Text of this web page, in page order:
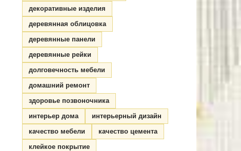
декоративные изделия
деревянная облицовка
деревянные панели
деревянные рейки
долговечность мебели
домашний ремонт
здоровье позвоночника
интерьер дома
интерьерный дизайн
качество мебели
качество цемента
клейкое покрытие